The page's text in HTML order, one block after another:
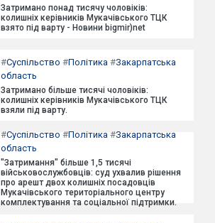
Затримано понад тисячу чоловіків:
колишніх керівників Мукачівського ТЦК
взято під варту - Новини bigmir)net
#Суспільство #Політика #Закарпатська
область
Затримано більше тисячі чоловіків:
колишніх керівників Мукачівського ТЦК
взяли під варту.
#Суспільство #Політика #Закарпатська
область
"Затримання" більше 1,5 тисячі
військовослужбовців: суд ухвалив рішення
про арешт двох колишніх посадовців
Мукачівського територіального центру
комплектування та соціальної підтримки.